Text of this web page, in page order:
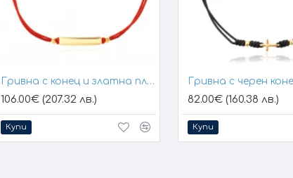
Гривна с конец и златна плочка за гравиране
106.00€ (207.32 лв.)
Купи
82.00€ (160.38 лв.)
Купи